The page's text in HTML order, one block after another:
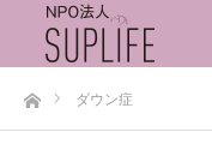
ホームダウン症